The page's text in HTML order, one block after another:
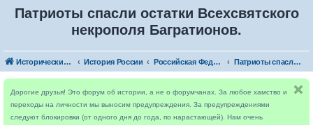
Патриоты спасли остатки Всехсвятского
некрополя Багратионов.
Исторический форум История России Российская Федерация Патриоты спасли остатки Всехсвятского некрополя Багратионов.
Дорогие друзья! Это форум об истории, а не о форумчанах. За любое хамство и
переходы на личности мы выносим предупреждения. За предупреждениями
следуют блокировки (от одного дня до года, по нарастающей). Нам очень